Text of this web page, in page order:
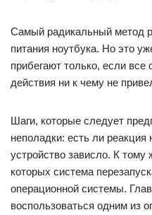
Самый радикальный метод
питания ноутбука. Но это
прибегают только, если
действия ни к чему не
Шаги, которые следует
неполадки: есть ли
устройство зависло. К
которых система
операционной системы.
воспользоваться одним из